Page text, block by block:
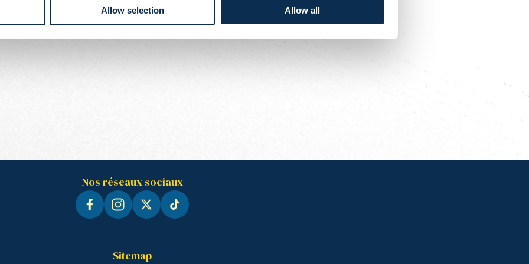
Allow selection Allow all
Nos réseaux sociaux
Sitemap